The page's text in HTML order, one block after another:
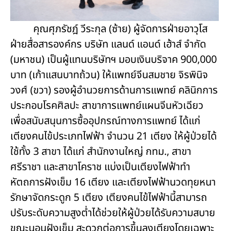
คุณศุภรัชฎ์ วีระกุล (ซ้าย) ผู้จัดการฝ่ายอาวุโส
ฝ่ายสื่อสารองค์กร บริษัท แลนด์ แอนด์ เฮ้าส์ จำกัด
(มหาชน) เป็นผู้แทนบริษัทฯ มอบเงินบริจาค 900,000
บาท (เก้าแสนบาทถ้วน) ให้แพทย์จีนสมชาย จิรพินิจ
วงศ์ (ขวา) รองผู้อำนวยการด้านการแพทย์ คลินิกการ
ประกอบโรคศิลปะ สาขาการแพทย์แผนจีนหัวเฉียว
เพื่อสนับสนุนการซื้ออุปกรณ์ทางการแพทย์ ได้แก่
เตียงคนไข้ประเภทไฟฟ้า จำนวน 21 เตียง ให้ผู้ป่วยได้
ใช้ทั้ง 3 สาขา ได้แก่ สำนักงานใหญ่ กทม., สาขา
ศรีราชา และสาขาโคราช แบ่งเป็นเตียงไฟฟ้าทำ
หัตถการฝังเข็ม 16 เตียง และเตียงไฟฟ้านวดทุยหนา
รักษาจัดกระดูก 5 เตียง เตียงคนไข้ไฟฟ้านี้สามารถ
ปรับระดับความสูงต่ำได้ช่วยให้ผู้ป่วยได้รับความสบาย